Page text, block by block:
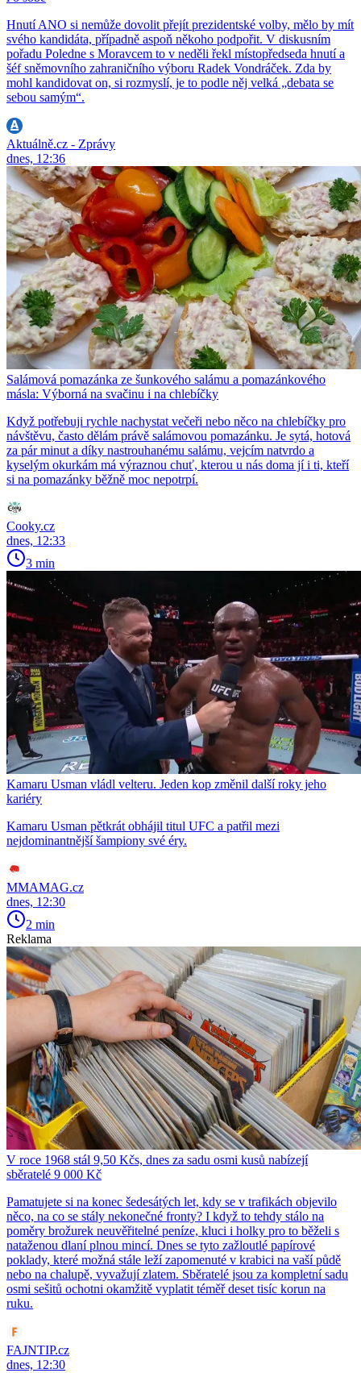
Hnutí ANO si nemůže dovolit přejít prezidentské volby, mělo by mít
svého kandidáta, případně aspoň někoho podpořit. V diskusním
pořadu Poledne s Moravcem to v neděli řekl místopředseda hnutí a
šéf sněmovního zahraničního výboru Radek Vondráček. Zda by
mohl kandidovat on, si rozmyslí, je to podle něj velká „debata se
sebou samým“.
Aktuálně.cz - Zprávy
dnes, 12:36
Salámová pomazánka ze šunkového salámu a pomazánkového
másla: Výborná na svačinu i na chlebíčky
Když potřebuji rychle nachystat večeři nebo něco na chlebíčky pro
návštěvu, často dělám právě salámovou pomazánku. Je sytá, hotová
za pár minut a díky nastrouhanému salámu, vejcím natvrdo a
kyselým okurkám má výraznou chuť, kterou u nás doma jí i ti, kteří
si na pomazánky běžně moc nepotrpí.
Cooky.cz
dnes, 12:33
3 min
Kamaru Usman vládl velteru. Jeden kop změnil další roky jeho
kariéry
Kamaru Usman pětkrát obhájil titul UFC a patřil mezi
nejdominantnější šampiony své éry.
MMAMAG.cz
dnes, 12:30
2 min
Reklama
V roce 1968 stál 9,50 Kčs, dnes za sadu osmi kusů nabízejí
sběratelé 9 000 Kč
Pamatujete si na konec šedesátých let, kdy se v trafikách objevilo
něco, na co se stály nekonečné fronty? I když to tehdy stálo na
poměry brožurek neuvěřitelné peníze, kluci i holky pro to běželi s
nataženou dlaní plnou mincí. Dnes se tyto zažloutlé papírové
poklady, které možná stále leží zapomenuté v krabici na vaší půdě
nebo na chalupě, vyvažují zlatem. Sběratelé jsou za kompletní sadu
osmi sešitů ochotni okamžitě vyplatit téměř deset tisíc korun na
ruku.
FAJNTIP.cz
dnes, 12:30